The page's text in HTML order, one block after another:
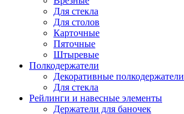
Для стекла
Для столов
Карточные
Пяточные
Штыревые
Полкодержатели
Декоративные полкодержатели
Для стекла
Рейлинги и навесные элементы
Держатели для баночек